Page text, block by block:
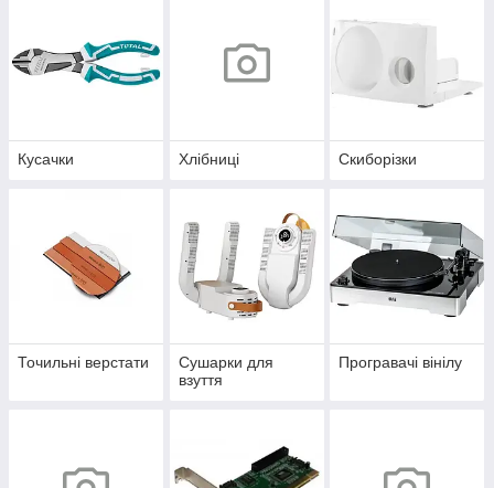
Кусачки Хлібниці Скиборізки
Точильні верстати
Сушарки для
взуття
Програвачі вінілу